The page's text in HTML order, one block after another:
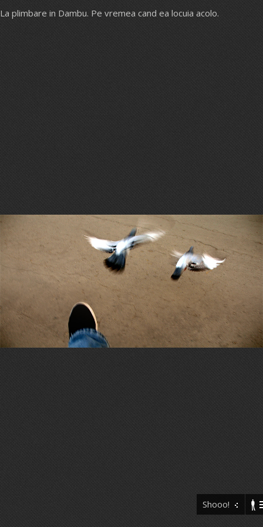
Shooo!
La plimbare in Dambu. Pe vremea cand ea locuia acolo.